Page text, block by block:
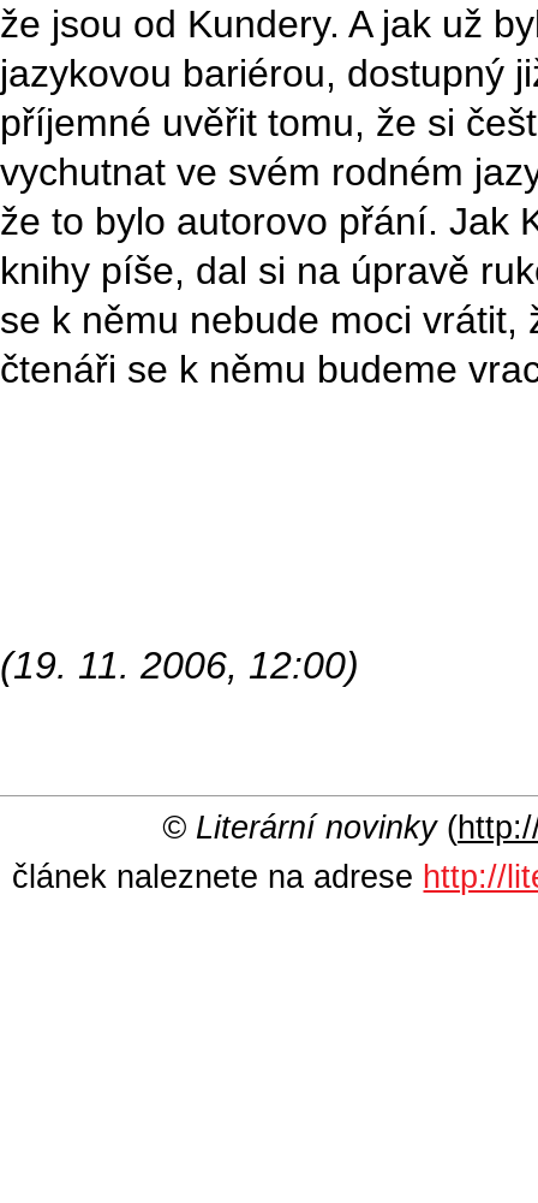
že jsou od Kundery. A jak už
jazykovou bariérou, dostupný
příjemné uvěřit tomu, že si
vychutnat ve svém rodném
že to bylo autorovo přání. Jak
knihy píše, dal si na úpravě
se k němu nebude moci
čtenáři se k němu budeme
(19. 11. 2006, 12:00)
© Literární novinky(
článek naleznete na adrese http://